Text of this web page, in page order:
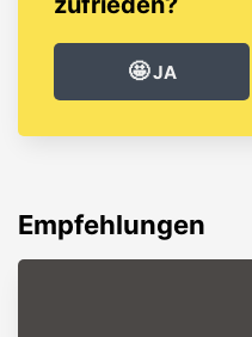
🤩JA
Empfehlungen